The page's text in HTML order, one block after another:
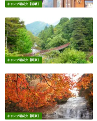
キャンプ場紹介【近畿】
キャンプ場紹介【関東】
キャンプ場紹介【関東】